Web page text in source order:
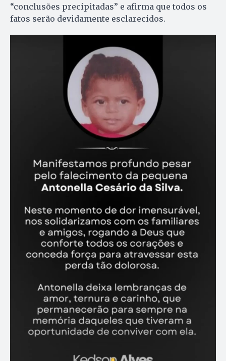
“conclusões precipitadas” e afirma que todos os
fatos serão devidamente esclarecidos.